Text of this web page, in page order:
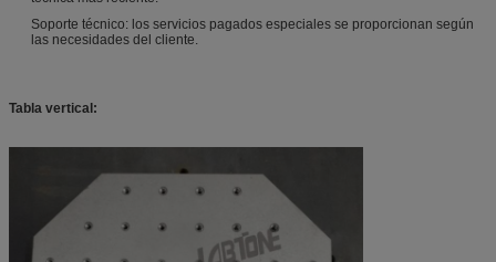
Soporte técnico: los servicios pagados especiales se proporcionan según
las necesidades del cliente.
Tabla vertical: